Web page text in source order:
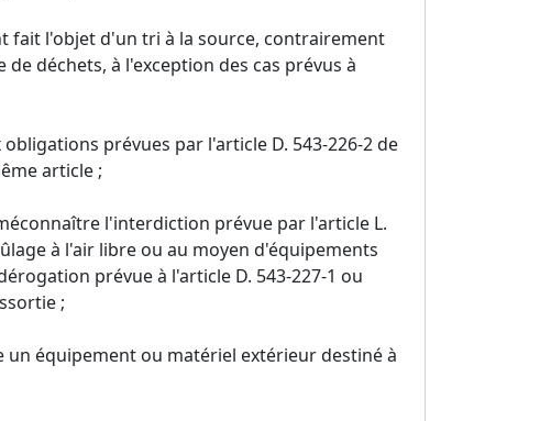
fait l'objet d'un tri à la source, contrairement
de déchets, à l'exception des cas prévus à
prévues par l'article D. 543-226-2 de
article ;
l'interdiction prévue par l'article L.
à l'air libre ou au moyen d'équipements
prévue à l'article D. 543-227-1 ou
;
équipement ou matériel extérieur destiné à